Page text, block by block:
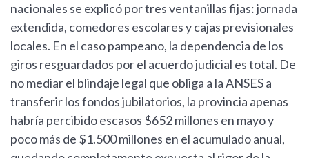
nacionales se explicó por tres ventanillas fijas: jornada
extendida, comedores escolares y cajas previsionales
locales. En el caso pampeano, la dependencia de los
giros resguardados por el acuerdo judicial es total. De
no mediar el blindaje legal que obliga a la ANSES a
transferir los fondos jubilatorios, la provincia apenas
habría percibido escasos $652 millones en mayo y
poco más de $1.500 millones en el acumulado anual,